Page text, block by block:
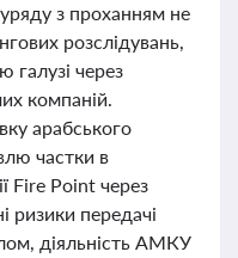
з проханням не
розслідувань,
галузі через
компаній.
арабського
частки в
Fire Point через
ризики передачі
діяльність АМКУ